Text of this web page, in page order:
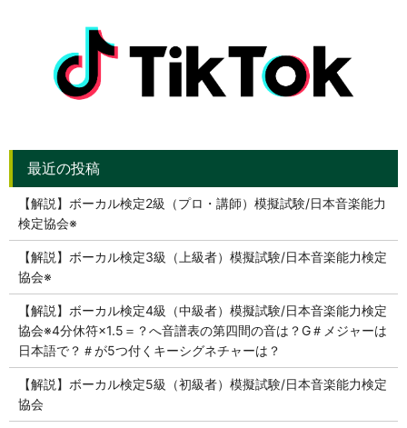
【解説】ボーカル検定2級（プロ・講師）模擬試験/日本音楽能力
検定協会※
【解説】ボーカル検定3級（上級者）模擬試験/日本音楽能力検定
協会※
【解説】ボーカル検定4級（中級者）模擬試験/日本音楽能力検定
協会※4分休符×1.5＝？へ音譜表の第四間の音は？G＃メジャーは
日本語で？＃が5つ付くキーシグネチャーは？
【解説】ボーカル検定5級（初級者）模擬試験/日本音楽能力検定
協会